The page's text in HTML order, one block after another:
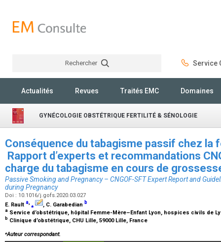
Rechercher Service
Actualités Revues Traités EMC Domaines
GYNÉCOLOGIE OBSTÉTRIQUE FERTILITÉ & SÉNOLOGIE
Conséquence du tabagisme passif chez la
Rapport d’experts et recommandations
charge du tabagisme en cours de
Passive Smoking and Pregnancy – CNGOF-SFT Expert Report and
during Pregnancy
Doi : 10.1016/j.gofs.2020.03.027
E. Rault a,⁎ , C. Garabedian b
a Service d’obstétrique, hôpital Femme-Mère–Enfant Lyon, hospices civils de
b Clinique d’obstétrique, CHU Lille, 59000 Lille, France
⁎Auteur correspondant.